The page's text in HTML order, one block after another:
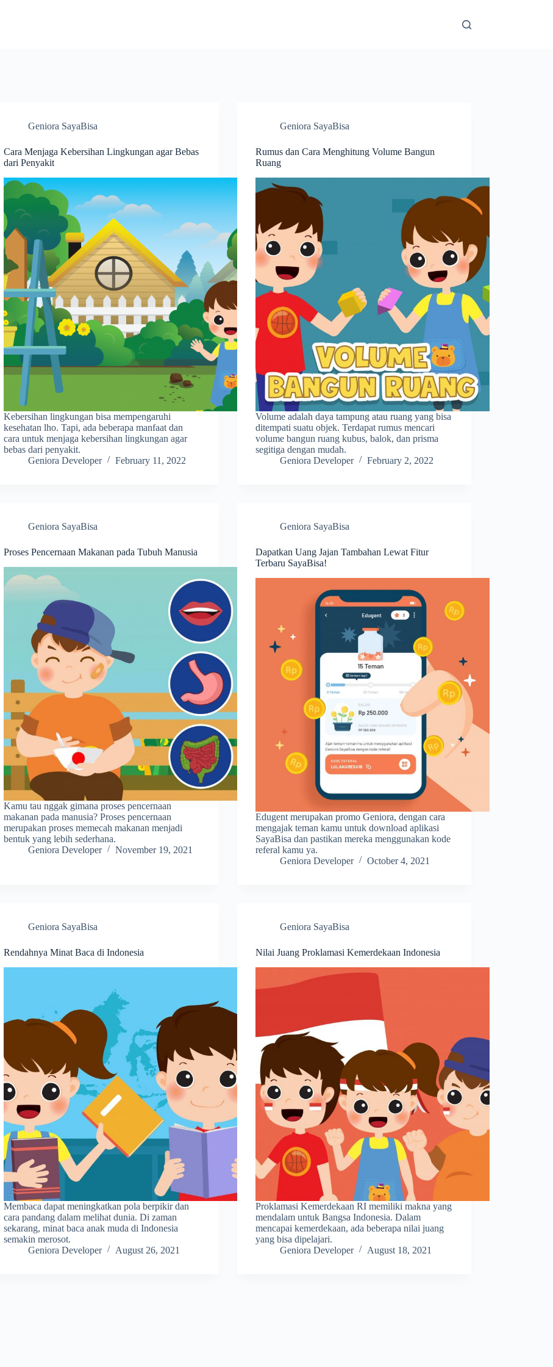
Geniora SayaBisa
Cara Menjaga Kebersihan Lingkungan agar Bebas
dari Penyakit
Kebersihan lingkungan bisa mempengaruhi
kesehatan lho. Tapi, ada beberapa manfaat dan
cara untuk menjaga kebersihan lingkungan agar
bebas dari penyakit.
Geniora Developer
February 11, 2022
Geniora SayaBisa
Rumus dan Cara Menghitung Volume Bangun
Ruang
Volume adalah daya tampung atau ruang yang bisa
ditempati suatu objek. Terdapat rumus mencari
volume bangun ruang kubus, balok, dan prisma
segitiga dengan mudah.
Geniora Developer
February 2, 2022
Geniora SayaBisa
Proses Pencernaan Makanan pada Tubuh Manusia
Kamu tau nggak gimana proses pencernaan
makanan pada manusia? Proses pencernaan
merupakan proses memecah makanan menjadi
bentuk yang lebih sederhana.
Geniora Developer
November 19, 2021
Geniora SayaBisa
Dapatkan Uang Jajan Tambahan Lewat Fitur
Terbaru SayaBisa!
Edugent merupakan promo Geniora, dengan cara
mengajak teman kamu untuk download aplikasi
SayaBisa dan pastikan mereka menggunakan kode
referal kamu ya.
Geniora Developer
October 4, 2021
Geniora SayaBisa
Rendahnya Minat Baca di Indonesia
Membaca dapat meningkatkan pola berpikir dan
cara pandang dalam melihat dunia. Di zaman
sekarang, minat baca anak muda di Indonesia
semakin merosot.
Geniora Developer
August 26, 2021
Geniora SayaBisa
Nilai Juang Proklamasi Kemerdekaan Indonesia
Proklamasi Kemerdekaan RI memiliki makna yang
mendalam untuk Bangsa Indonesia. Dalam
mencapai kemerdekaan, ada beberapa nilai juang
yang bisa dipelajari.
Geniora Developer
August 18, 2021